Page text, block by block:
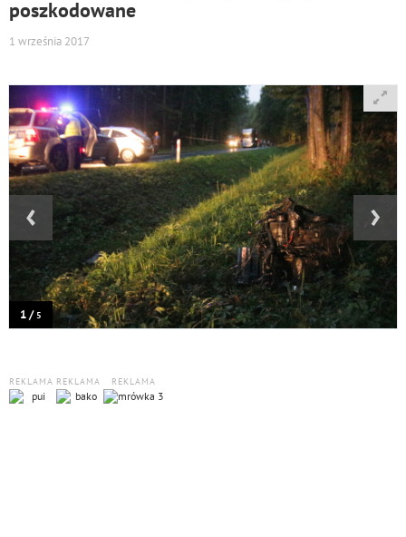
poszkodowane
1 września 2017
1 /5
‹ ›
REKLAMA REKLAMA REKLAMA